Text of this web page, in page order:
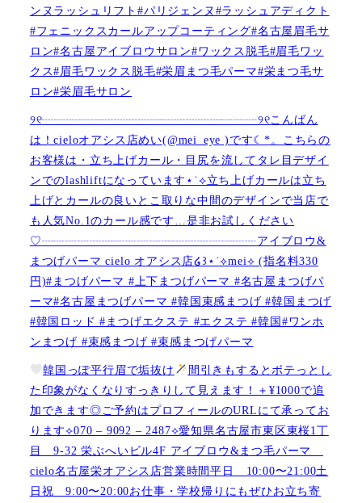
ンヌラッシュリフト#パリジェンヌ#ラッシュアディクト
#フェニックスカールアップコーティング#名古屋眉毛サ
ロン#名古屋アイブロウサロン#ワックス脱毛#眉毛ワッ
クス#眉毛ワックス脱毛#栄眉まつ毛パーマ#栄まつ毛サ
ロン#栄眉毛サロン
୨୧┈┈┈┈┈┈┈┈┈┈┈┈┈┈┈┈┈┈୨୧こんばん
は！cieloオアシス店めい(@mei_eye )です︎︎☾*。こちらの
お客様は・立ち上げカール・目尻を流してタレ目デザイ
ンでのlashliftになっています⋆˙⟡立ち上げカールは立ち
上げとカールの良いとこ取りな中間のデザインで当店で
も人気No.1のカール感です…是非お試しください️
♡┈┈┈┈┈┈┈┈┈┈┈┈┈┈┈┈┈┈アイブロウ&
まつげパーマ cielo オアシス店໒꒱⋆˙⟡︎mei⟡ (指名料330
円)#まつげパーマ #上下まつげパーマ #名古屋まつげパ
ーマ#名古屋まつげパーマ #韓国束感まつげ #韓国まつげ
#韓国ロッド #まつげエクステ #エクステ #韓国#ワンホ
ンまつげ #束感まつげ #束感まつげパーマ
韓国っぽ平行眉で垢抜け
間引きもするとボテっとし
た印象がなくなりすっきりして見えます！＋¥1000で追
加できます◎ご予約はプロフィールのURLにて承ってお
ります⟡070 – 9092 – 2487⟡愛知県名古屋市東区東桜1丁
目 9-32 栄ぶへいビル4F アイブロウ&まつ毛パーマ
cielo名古屋栄オアシス店営業時間平日 10:00〜21:00土
日祝 9:00〜20:00お仕事・学校帰りにもぜひお立ち寄